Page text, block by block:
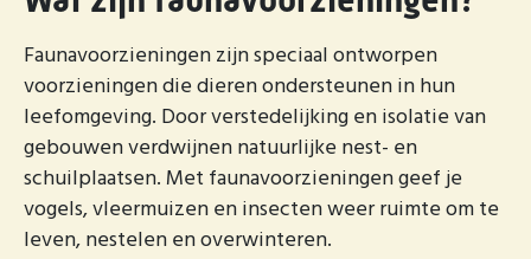
Faunavoorzieningen zijn speciaal ontworpen
voorzieningen die dieren ondersteunen in hun
leefomgeving. Door verstedelijking en isolatie van
gebouwen verdwijnen natuurlijke nest- en
schuilplaatsen. Met faunavoorzieningen geef je
vogels, vleermuizen en insecten weer ruimte om te
leven, nestelen en overwinteren.